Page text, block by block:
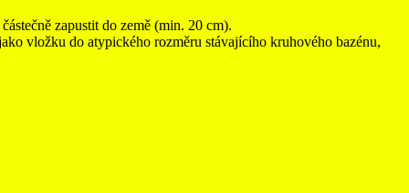
zapustit do země (min. 20 cm).
vložku do atypického rozměru stávajícího kruhového bazénu,